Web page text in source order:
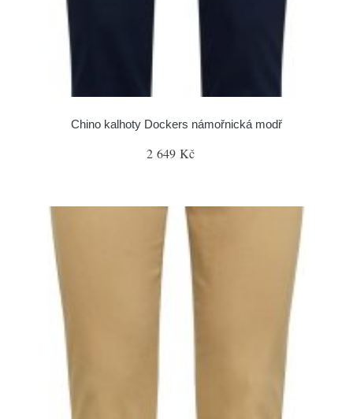
Chino kalhoty Dockers námořnická modř
2 649 Kč